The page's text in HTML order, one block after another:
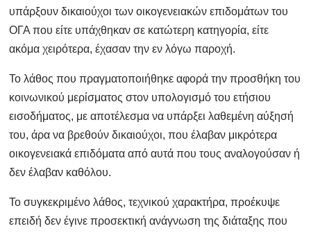
υπάρξουν δικαιούχοι των οικογενειακών επιδομάτων του
ΟΓΑ που είτε υπάχθηκαν σε κατώτερη κατηγορία, είτε
ακόμα χειρότερα, έχασαν την εν λόγω παροχή.
Το λάθος που πραγματοποιήθηκε αφορά την προσθήκη του
κοινωνικού μερίσματος στον υπολογισμό του ετήσιου
εισοδήματος, με αποτέλεσμα να υπάρξει λαθεμένη αύξησή
του, άρα να βρεθούν δικαιούχοι, που έλαβαν μικρότερα
οικογενειακά επιδόματα από αυτά που τους αναλογούσαν ή
δεν έλαβαν καθόλου.
Το συγκεκριμένο λάθος, τεχνικού χαρακτήρα, προέκυψε
επειδή δεν έγινε προσεκτική ανάγνωση της διάταξης που